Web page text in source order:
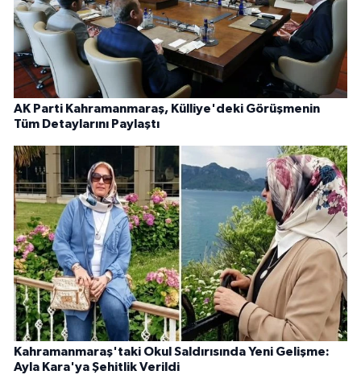
AK Parti Kahramanmaraş, Külliye'deki Görüşmenin
Tüm Detaylarını Paylaştı
Kahramanmaraş'taki Okul Saldırısında Yeni Gelişme:
Ayla Kara'ya Şehitlik Verildi